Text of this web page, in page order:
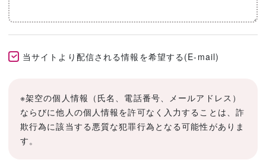
当サイトより配信される情報を希望する(E-mail)
※架空の個人情報（氏名、電話番号、メールアドレス）
ならびに他人の個人情報を許可なく入力することは、詐
欺行為に該当する悪質な犯罪行為となる可能性がありま
す。